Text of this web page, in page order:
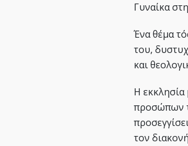
Γυναίκα
Ένα θέμα
του,
και
Η
προσώπων
τον